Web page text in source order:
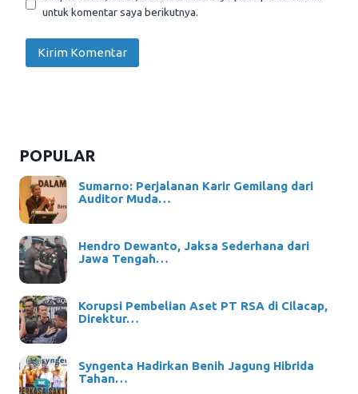
untuk komentar saya berikutnya.
POPULAR
Sumarno: Perjalanan Karir Gemilang dari
Auditor Muda…
Hendro Dewanto, Jaksa Sederhana dari
Jawa Tengah…
Korupsi Pembelian Aset PT RSA di Cilacap,
Direktur…
Syngenta Hadirkan Benih Jagung Hibrida
Tahan…